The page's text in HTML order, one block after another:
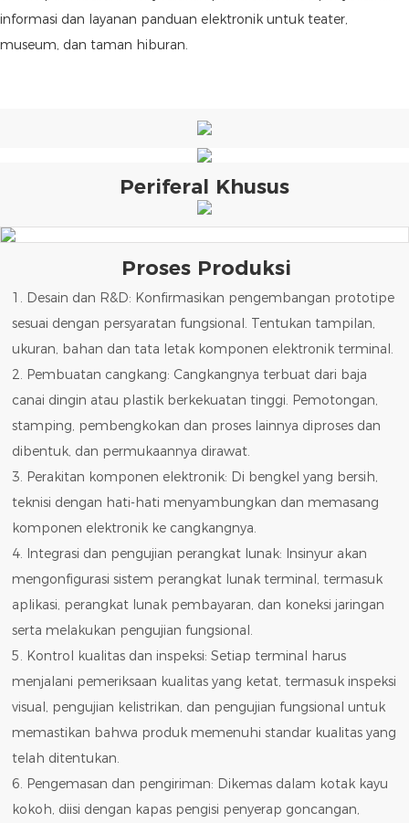
informasi dan layanan panduan elektronik untuk teater,
museum, dan taman hiburan.
Periferal Khusus
Proses Produksi
1. Desain dan R&D: Konfirmasikan pengembangan prototipe
sesuai dengan persyaratan fungsional. Tentukan tampilan,
ukuran, bahan dan tata letak komponen elektronik terminal.
2. Pembuatan cangkang: Cangkangnya terbuat dari baja
canai dingin atau plastik berkekuatan tinggi. Pemotongan,
stamping, pembengkokan dan proses lainnya diproses dan
dibentuk, dan permukaannya dirawat.
3. Perakitan komponen elektronik: Di bengkel yang bersih,
teknisi dengan hati-hati menyambungkan dan memasang
komponen elektronik ke cangkangnya.
4. Integrasi dan pengujian perangkat lunak: Insinyur akan
mengonfigurasi sistem perangkat lunak terminal, termasuk
aplikasi, perangkat lunak pembayaran, dan koneksi jaringan
serta melakukan pengujian fungsional.
5. Kontrol kualitas dan inspeksi: Setiap terminal harus
menjalani pemeriksaan kualitas yang ketat, termasuk inspeksi
visual, pengujian kelistrikan, dan pengujian fungsional untuk
memastikan bahwa produk memenuhi standar kualitas yang
telah ditentukan.
6. Pengemasan dan pengiriman: Dikemas dalam kotak kayu
kokoh, diisi dengan kapas pengisi penyerap goncangan,